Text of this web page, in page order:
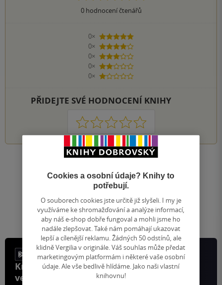
0hodnocení čtenářů
0×
5 hvězdiček
0×
4 hvězdičky
0×
3 hvězdičky
0×
2 hvězdičky
0×
1 hvezdička
PŘIDEJTE SVÉ HODNOCENÍ KNIHY
1 2 3 4 5
Zobrazeno 20 z 20
1
na
stránku
/ 1
Knihy, recenze a klubové výhody
ve vaší kapse a naší appce KDčko
Cookies a osobní údaje? Knihy to
potřebují.
O souborech cookies jste určitě již slyšeli. I my je
využíváme ke shromažďování a analýze informací,
aby náš e-shop dobře fungoval a mohli jsme ho
nadále zlepšovat. Také nám pomáhají ukazovat
lepší a cílenější reklamu. Žádných 50 odstínů, ale
klidně Vergilia v originále. Váš souhlas může předat
marketingovým platformám i některé vaše osobní
údaje. Ale vše bedlivě hlídáme. Jako naši vlastní
knihovnu!